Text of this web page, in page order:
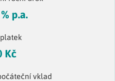
p.a.
Kč
vklad